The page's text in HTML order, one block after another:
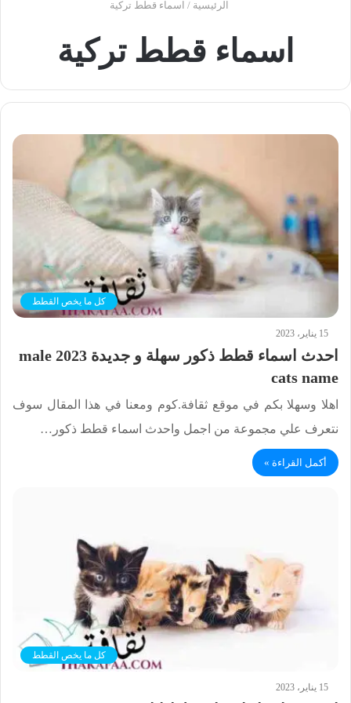
الرئيسية / اسماء قطط تركية
اسماء قطط تركية
كل ما يخص القطط
15 يناير، 2023
احدث اسماء قطط ذكور سهلة و جديدة 2023 male
cats name
اهلا وسهلا بكم في موقع ثقافة.كوم ومعنا في هذا المقال سوف
نتعرف علي مجموعة من اجمل واحدث اسماء قطط ذكور…
أكمل القراءة »
كل ما يخص القطط
15 يناير، 2023